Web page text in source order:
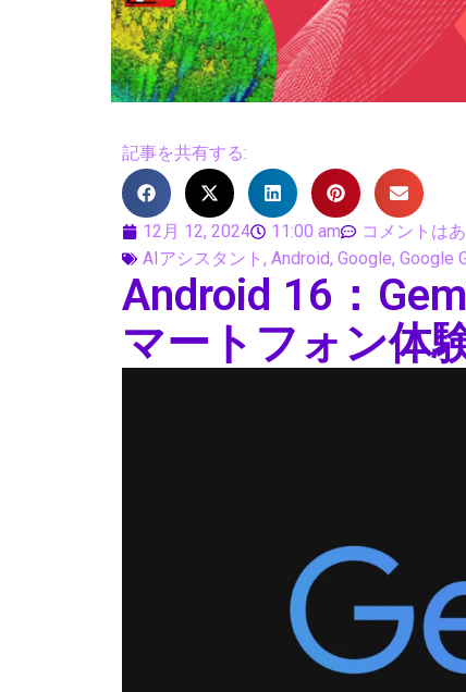
記事を共有する:
12月 12, 2024 11:00 am
コメントは
AIアシスタント , Android, Google, Google
Android 16：
マートフォン体